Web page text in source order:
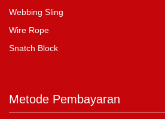
Webbing Sling
Wire Rope
Snatch Block
Metode Pembayaran